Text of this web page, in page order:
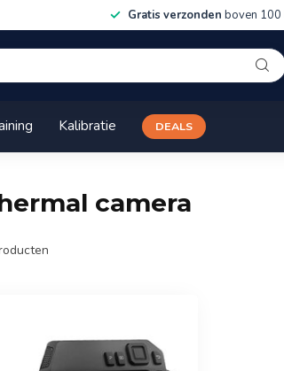
Gratis verzonden boven 100
Kalibratie DEALS
camera